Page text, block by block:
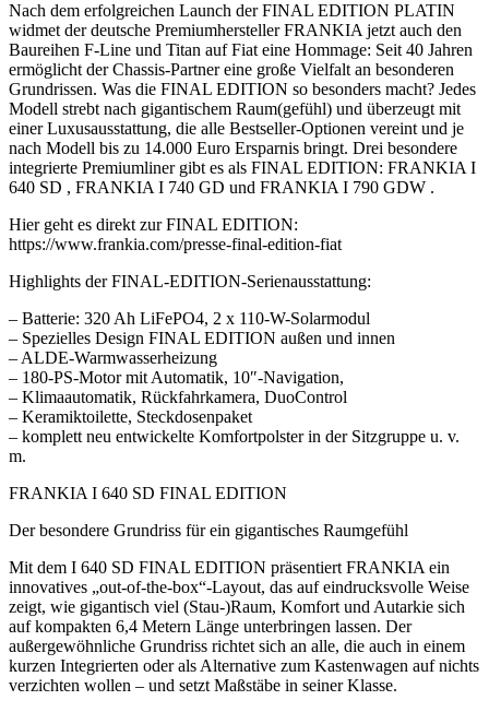
Nach dem erfolgreichen Launch der FINAL EDITION PLATIN
widmet der deutsche Premiumhersteller FRANKIA jetzt auch den
Baureihen F-Line und Titan auf Fiat eine Hommage: Seit 40 Jahren
ermöglicht der Chassis-Partner eine große Vielfalt an besonderen
Grundrissen. Was die FINAL EDITION so besonders macht? Jedes
Modell strebt nach gigantischem Raum(gefühl) und überzeugt mit
einer Luxusausstattung, die alle Bestseller-Optionen vereint und je
nach Modell bis zu 14.000 Euro Ersparnis bringt. Drei besondere
integrierte Premiumliner gibt es als FINAL EDITION: FRANKIA I
640 SD , FRANKIA I 740 GD und FRANKIA I 790 GDW .
Hier geht es direkt zur FINAL EDITION:
https://www.frankia.com/presse-final-edition-fiat
Highlights der FINAL-EDITION-Serienausstattung:
– Batterie: 320 Ah LiFePO4, 2 x 110-W-Solarmodul
– Spezielles Design FINAL EDITION außen und innen
– ALDE-Warmwasserheizung
– 180-PS-Motor mit Automatik, 10″-Navigation,
– Klimaautomatik, Rückfahrkamera, DuoControl
– Keramiktoilette, Steckdosenpaket
– komplett neu entwickelte Komfortpolster in der Sitzgruppe u. v.
m.
FRANKIA I 640 SD FINAL EDITION
Der besondere Grundriss für ein gigantisches Raumgefühl
Mit dem I 640 SD FINAL EDITION präsentiert FRANKIA ein
innovatives „out-of-the-box“-Layout, das auf eindrucksvolle Weise
zeigt, wie gigantisch viel (Stau-)Raum, Komfort und Autarkie sich
auf kompakten 6,4 Metern Länge unterbringen lassen. Der
außergewöhnliche Grundriss richtet sich an alle, die auch in einem
kurzen Integrierten oder als Alternative zum Kastenwagen auf nichts
verzichten wollen – und setzt Maßstäbe in seiner Klasse.